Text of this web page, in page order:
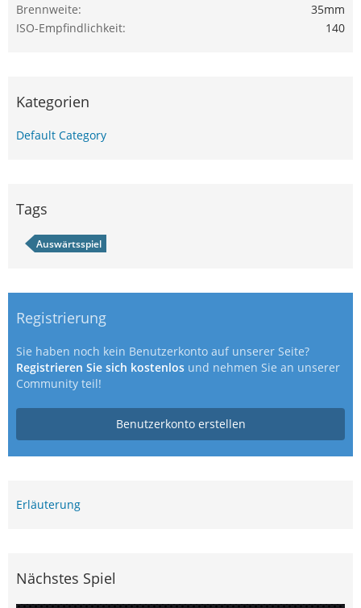
Brennweite
35mm
ISO-Empfindlichkeit
140
Kategorien
Default Category
Tags
Auswärtsspiel
Registrierung
Sie haben noch kein Benutzerkonto auf unserer Seite?
Registrieren Sie sich kostenlos und nehmen Sie an unserer
Community teil!
Benutzerkonto erstellen
Erläuterung
Nächstes Spiel